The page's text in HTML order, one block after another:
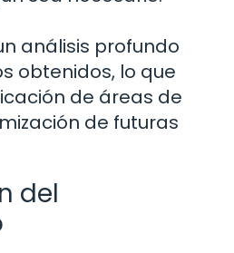
análisis profundo
obtenidos, lo que
de áreas de
de futuras
del